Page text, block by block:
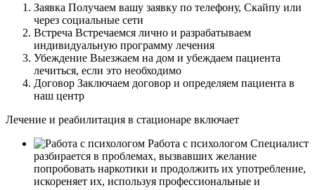
Заявка Получаем вашу заявку по телефону, Скайпу или
через социальные сети
Встреча Встречаемся лично и разрабатываем
индивидуальную программу лечения
Убеждение Выезжаем на дом и убеждаем пациента
лечиться, если это необходимо
Договор Заключаем договор и определяем пациента в
наш центр
Лечение и реабилитация в стационаре включает
Работа с психологом Специалист
разбирается в проблемах, вызвавших желание
попробовать наркотики и продолжить их употребление,
искореняет их, используя профессиональные и